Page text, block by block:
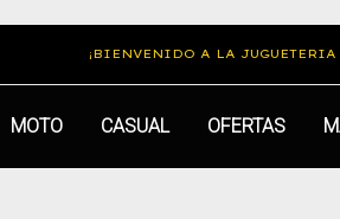
¡BIENVENIDO A LA JUGUETERIA
MOTO CASUAL OFERTAS